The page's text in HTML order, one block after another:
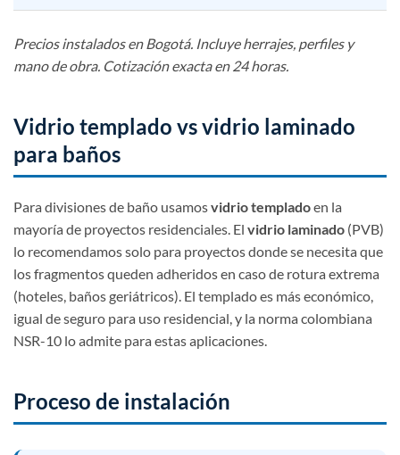
Precios instalados en Bogotá. Incluye herrajes, perfiles y
mano de obra. Cotización exacta en 24 horas.
Vidrio templado vs vidrio laminado
para baños
Para divisiones de baño usamosvidrio templadoen la
mayoría de proyectos residenciales. El vidrio laminado (PVB)
lo recomendamos solo para proyectos donde se necesita que
los fragmentos queden adheridos en caso de rotura extrema
(hoteles, baños geriátricos). El templado es más económico,
igual de seguro para uso residencial, y la norma colombiana
NSR-10 lo admite para estas aplicaciones.
Proceso de instalación